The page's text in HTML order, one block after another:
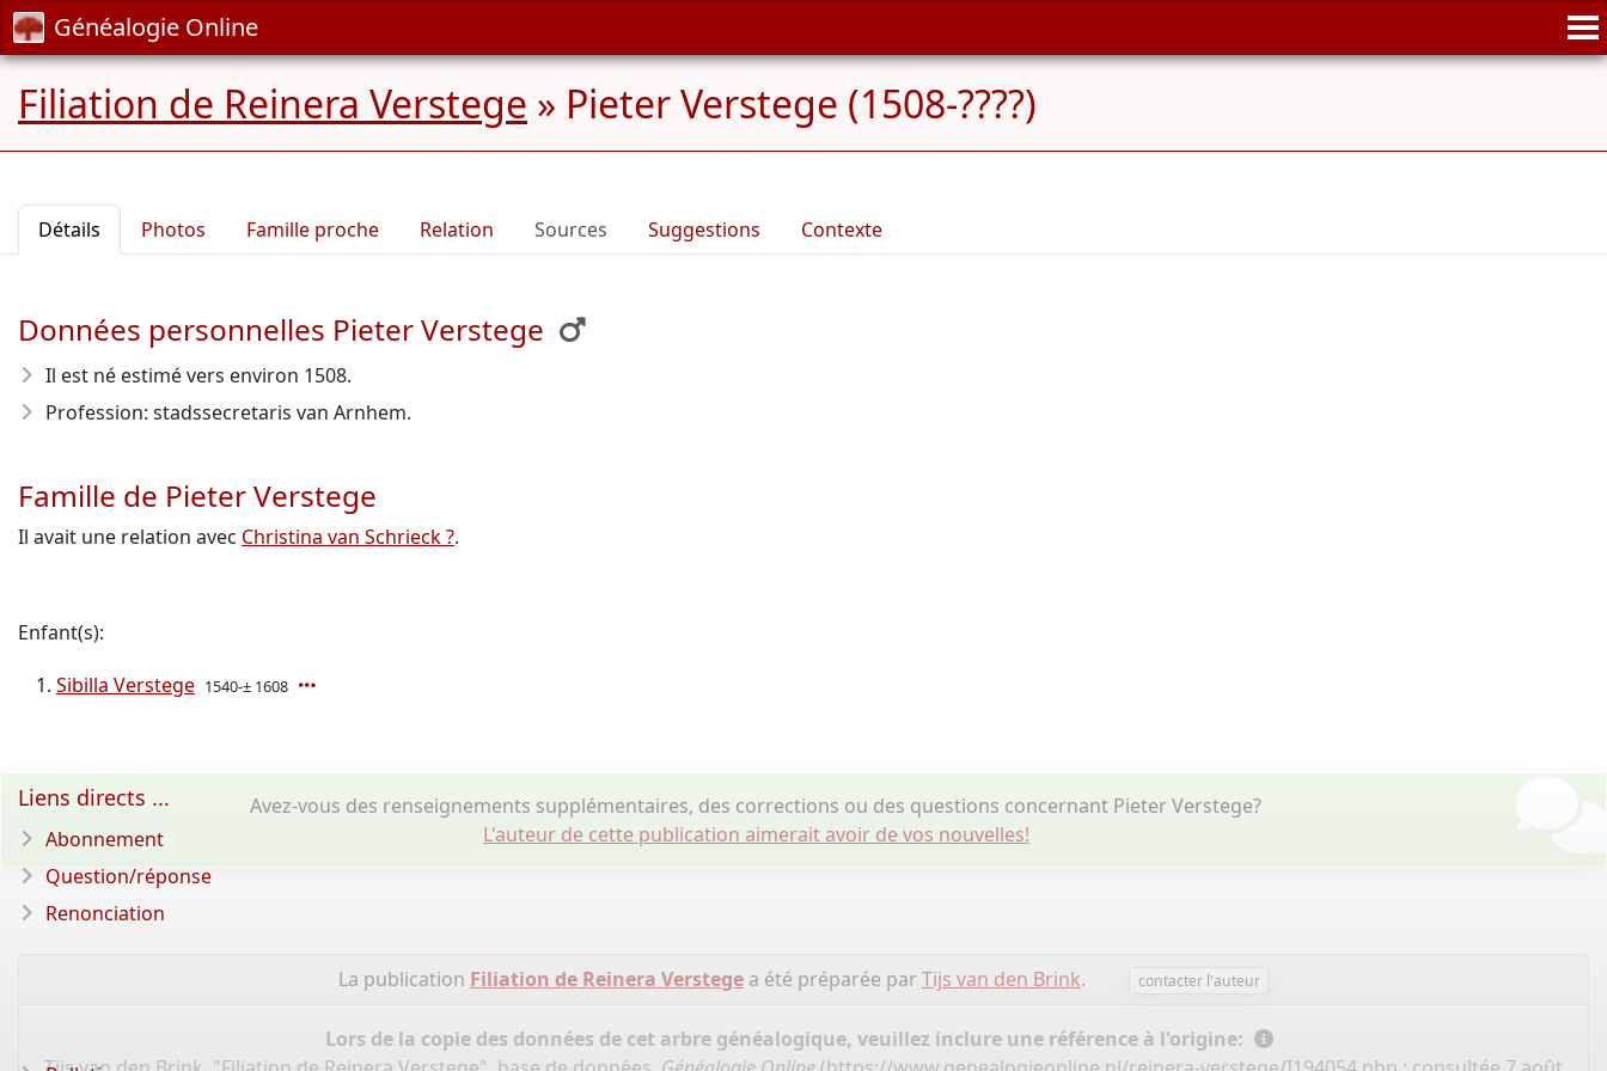
Généalogie Online
Filiation de Reinera Verstege » Pieter Verstege (1508-????)
Détails Photos Famille proche Relation Sources Suggestions Contexte
Données personnelles Pieter Verstege
Il est né estimé vers environ 1508.
Profession: stadssecretaris van Arnhem.
Famille de Pieter Verstege
Il avait une relation avec Christina van Schrieck ?.
Enfant(s):
Sibilla Verstege 1540-± 1608
Avez-vous des renseignements supplémentaires, des corrections ou des questions concernant Pieter Verstege?
L'auteur de cette publication aimerait avoir de vos nouvelles!
La publication Filiation de Reinera Verstegea été préparée par Tijs van den Brink. contacter l'auteur
Lors de la copie des données de cet arbre généalogique, veuillez inclure une référence à l'origine:
Liens directs ...
Abonnement
Question/réponse
Renonciation